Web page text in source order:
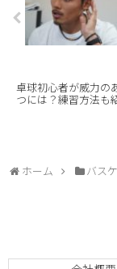
卓球初心者が威力の
つには？練習方法も
ホーム バス